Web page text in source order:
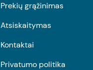
Prekių grąžinimas
Atsiskaitymas
Kontaktai
Privatumo politika